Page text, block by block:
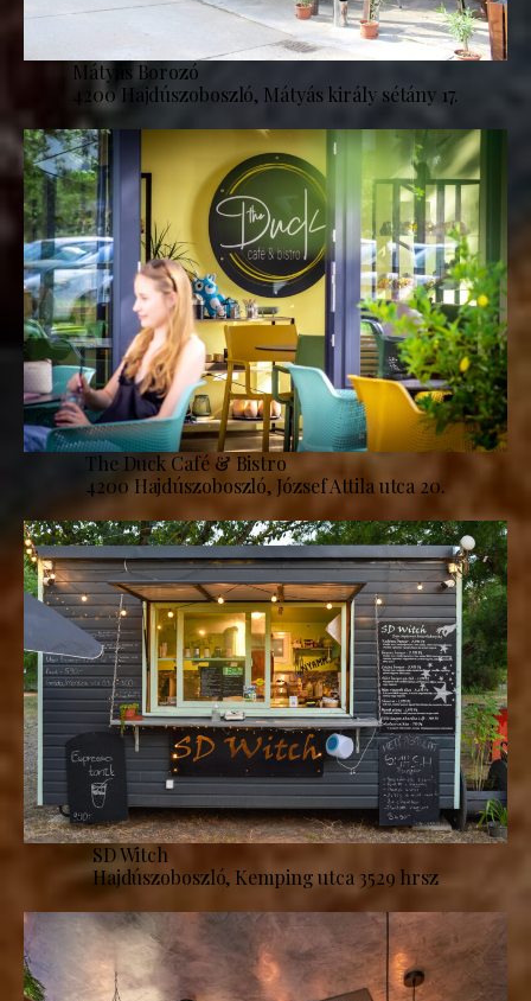
Mátyás Borozó
4200 Hajdúszoboszló, Mátyás király sétány 17.
The Duck Café & Bistro
4200 Hajdúszoboszló, József Attila utca 20.
SD Witch
Hajdúszoboszló, Kemping utca 3529 hrsz